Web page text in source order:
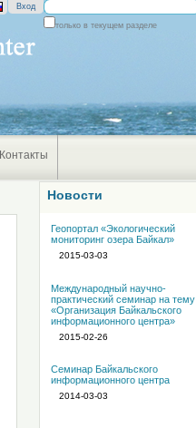
Поиск
только в текущем разделе
Вход
Контакты
Новости
Геопортал «Экологический
мониторинг озера Байкал»
2015-03-03
Международный научно-
практический семинар на тему
«Организация Байкальского
информационного центра»
2015-02-26
Семинар Байкальского
информационного центра
2014-03-03